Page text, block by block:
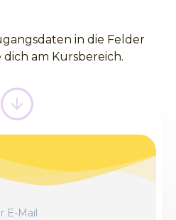
in die Felder
am Kursbereich.
E-Mail